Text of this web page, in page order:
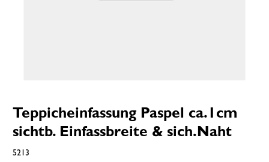
Teppicheinfassung Paspel ca.1cm
sichtb. Einfassbreite & sich.Naht
5213